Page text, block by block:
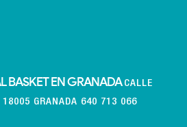
BASKET EN GRANADA CALLE
18005 GRANADA 640 713 066